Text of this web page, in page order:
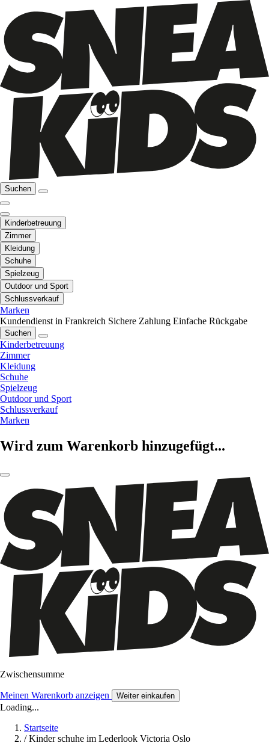
Suchen
Kinderbetreuung
Zimmer
Kleidung
Schuhe
Spielzeug
Outdoor und Sport
Schlussverkauf
Marken
Kundendienst in Frankreich Sichere Zahlung Einfache Rückgabe
Suchen
Kinderbetreuung
Zimmer
Kleidung
Schuhe
Spielzeug
Outdoor und Sport
Schlussverkauf
Marken
Wird zum Warenkorb hinzugefügt...
Zwischensumme
Meinen Warenkorb anzeigen Weiter einkaufen
Loading...
Startseite
/ Kinder schuhe im Lederlook Victoria Oslo